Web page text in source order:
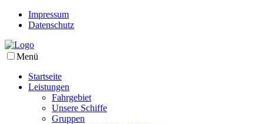
Impressum
Datenschutz
Menü
Startseite
Leistungen
Fahrgebiet
Unsere Schiffe
Gruppen